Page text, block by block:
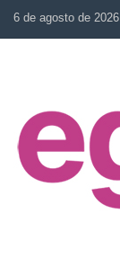
6 de agosto de 2026